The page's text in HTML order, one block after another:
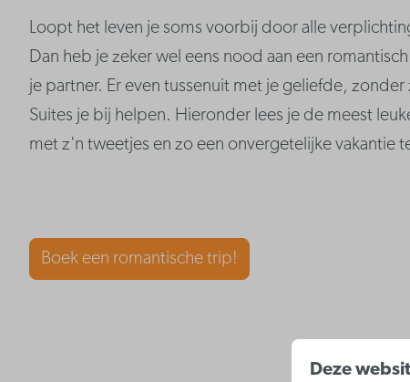
Loopt het leven je soms voorbij door alle
Dan heb je zeker wel eens nood aan een
je partner. Er even tussenuit met je geliefde,
Suites je bij helpen. Hieronder lees je de meest
met z'n tweetjes en zo een onvergetelijke vakantie
Boek een romantische trip!
Deze